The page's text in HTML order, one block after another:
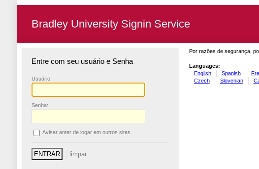
Bradley University Signin Service
Entre com seu usuário e Senha
Usuário:
Senha:
Avisar anter de logar em outros sites.
Por razões de segurança,
Languages:
English
Spanish
Czech
Slovenian